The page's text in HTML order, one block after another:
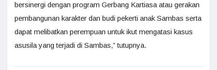
bersinergi dengan program Gerbang Kartiasa atau gerakan
pembangunan karakter dan budi pekerti anak Sambas serta
dapat melibatkan perempuan untuk ikut mengatasi kasus
asusila yang terjadi di Sambas,” tutupnya.